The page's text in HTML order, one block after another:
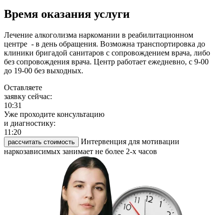
Время оказания услуги
Лечение алкоголизма наркомании в реабилитационном
центре - в день обращения. Возможна транспортировка до
клиники бригадой санитаров с сопровождением врача, либо
без сопровождения врача. Центр работает ежедневно, с 9-00
до 19-00 без выходных.
Оставляете
заявку сейчас:
10:31
Уже проходите консультацию
и диагностику:
11:20
рассчитать стоимость
Интервенция для мотивации
наркозависимых занимает не более 2-х часов